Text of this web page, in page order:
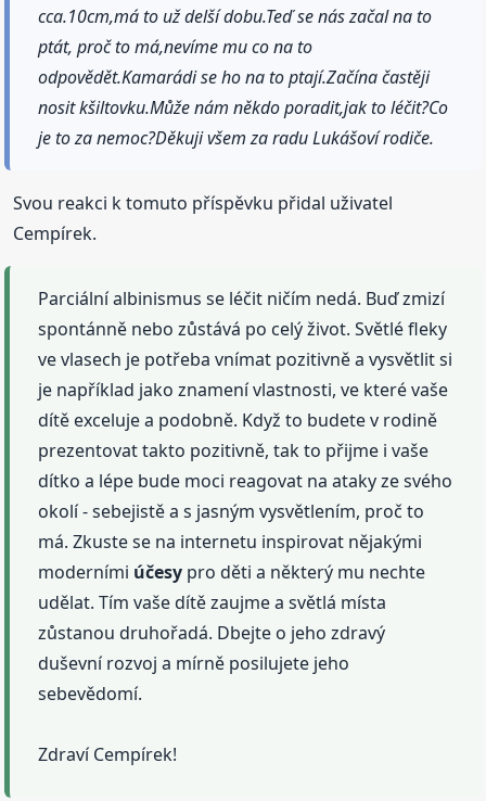
cca.10cm,má to už delší dobu.Teď se nás začal na to
ptát, proč to má,nevíme mu co na to
odpovědět.Kamarádi se ho na to ptají.Začína častěji
nosit kšiltovku.Může nám někdo poradit,jak to léčit?Co
je to za nemoc?Děkuji všem za radu Lukášoví rodiče.
Svou reakci k tomuto příspěvku přidal uživatel
Cempírek.
Parciální albinismus se léčit ničím nedá. Buď zmizí
spontánně nebo zůstává po celý život. Světlé fleky
ve vlasech je potřeba vnímat pozitivně a vysvětlit si
je například jako znamení vlastnosti, ve které vaše
dítě exceluje a podobně. Když to budete v rodině
prezentovat takto pozitivně, tak to přijme i vaše
dítko a lépe bude moci reagovat na ataky ze svého
okolí - sebejistě a s jasným vysvětlením, proč to
má. Zkuste se na internetu inspirovat nějakými
moderními účesy pro děti a některý mu nechte
udělat. Tím vaše dítě zaujme a světlá místa
zůstanou druhořadá. Dbejte o jeho zdravý
duševní rozvoj a mírně posilujete jeho
sebevědomí.
Zdraví Cempírek!